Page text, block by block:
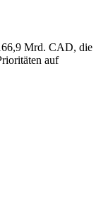
Mrd. CAD, die
auf